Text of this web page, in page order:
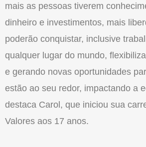
mais as pessoas tiverem
dinheiro e investimentos, mais
poderão conquistar, inclusive
qualquer lugar do mundo,
e gerando novas oportunidades
estão ao seu redor, impactando a
destaca Carol, que iniciou sua
Valores aos 17 anos.